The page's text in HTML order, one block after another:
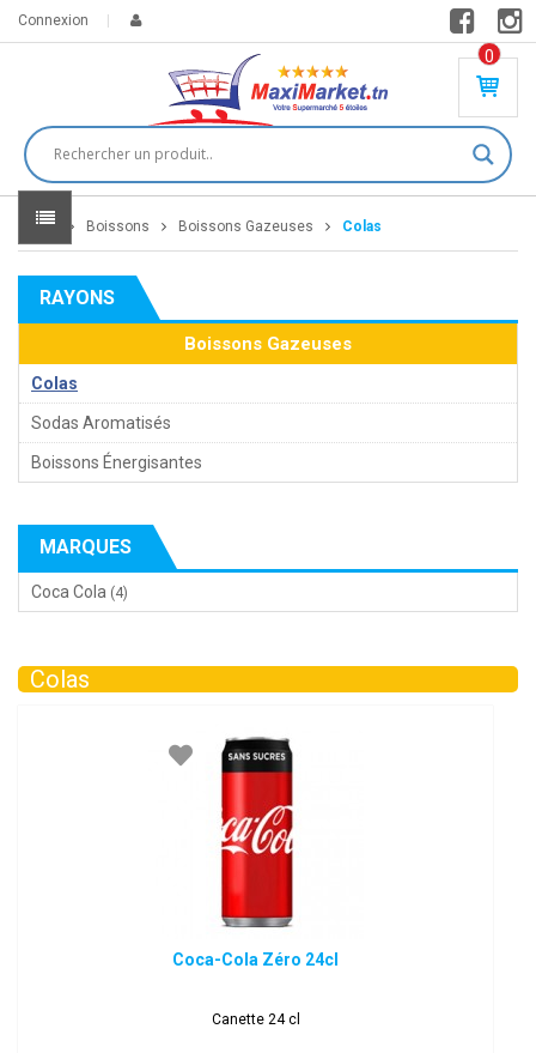
Connexion
0
PR
DU
IT(
S)
DT
Home Boissons Boissons Gazeuses Colas
RAYONS
Boissons Gazeuses
Colas
Sodas Aromatisés
Boissons Énergisantes
MARQUES
Coca Cola (4)
Colas
Coca-Cola Zéro 24cl
Canette 24 cl